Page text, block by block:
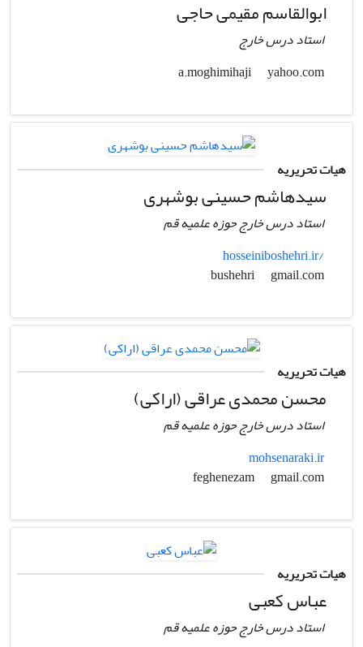
ابوالقاسم مقیمی حاجی
استاد درس خارج
yahoo.com
هیات تحریریه
سیدهاشم حسینی بوشهری
استاد درس خارج حوزه علمیه قم
hosseiniboshehri.ir/
gmail.com
هیات تحریریه
محسن محمدی عراقی (اراکی)
استاد درس خارج حوزه علمیه قم
mohsenaraki.ir
gmail.com
هیات تحریریه
عباس کعبی
استاد درس خارج حوزه علمیه قم